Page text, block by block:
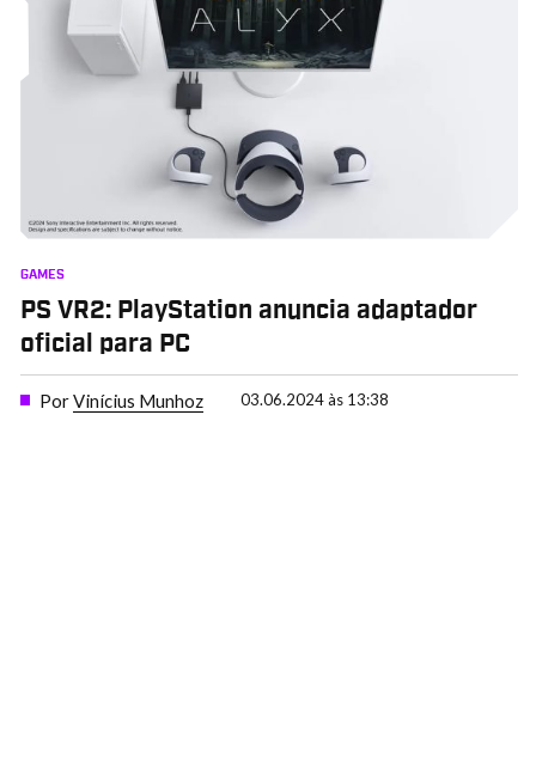
GAMES
PS VR2: PlayStation anuncia adaptador
oficial para PC
PorVinícius Munhoz 03.06.2024 às 13:38